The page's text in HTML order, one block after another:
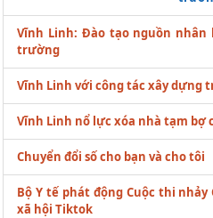
Vĩnh Linh: Đào tạo nguồn
trường
Vĩnh Linh với công tác xây dựng
Vĩnh Linh nổ lực xóa nhà tạm bợ
Chuyển đổi số cho bạn và cho tôi
Bộ Y tế phát động Cuộc thi
xã hội Tiktok